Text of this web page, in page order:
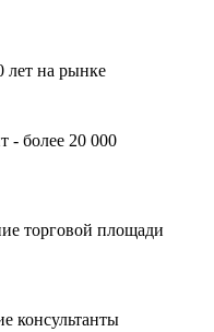
лет на рынке
- более 20 000
торговой площади
консультанты